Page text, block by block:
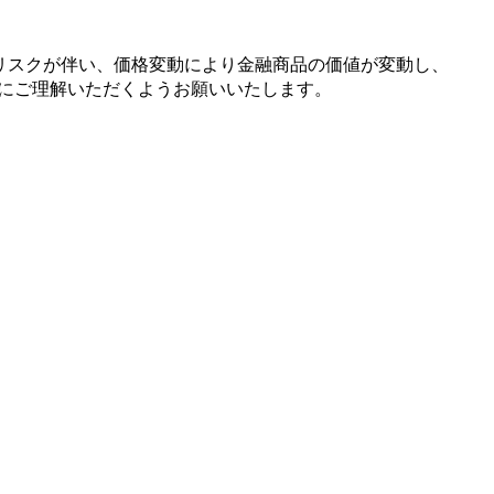
スクが伴い、 価格変動により 金融商品の価値が変動し、
ご理解いただく よう お願いいたします。